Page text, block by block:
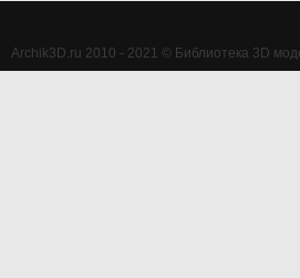
Archik3D.ru 2010 - 2021 © Библиотека 3D